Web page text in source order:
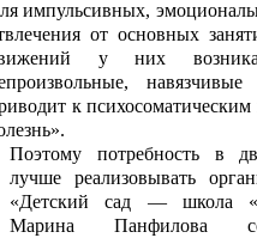
импульсивных,
от основных
у них
к
Поэтому потребность в
лучше реализовывать
«Детский сад — школа
Марина Панфилова